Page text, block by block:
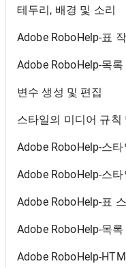
테두리, 배경 및 소리
Adobe RoboHelp-표
Adobe RoboHelp-목록
변수 생성 및 편집
스타일의 미디어 규칙
Adobe RoboHelp-스
Adobe RoboHelp-스
Adobe RoboHelp-표
Adobe RoboHelp-목
Adobe RoboHelp-